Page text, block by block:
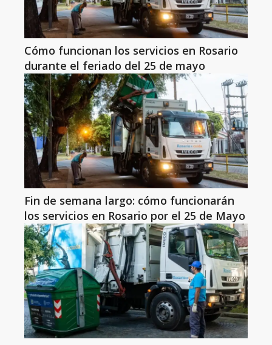
Cómo funcionan los servicios en Rosario
durante el feriado del 25 de mayo
Fin de semana largo: cómo funcionarán
los servicios en Rosario por el 25 de Mayo